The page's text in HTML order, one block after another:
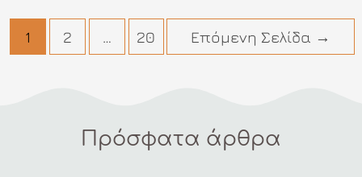
γάμο
Πλοήγηση
άρθρων
1 2 … 20 Επόμενη Σελίδα →
Πρόσφατα άρθρα